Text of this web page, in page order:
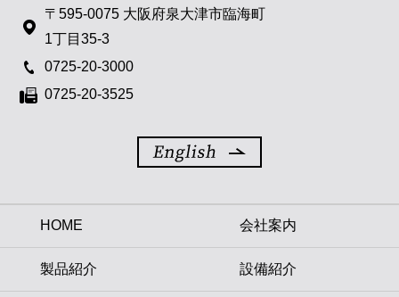
〒595-0075 大阪府泉大津市臨海町
1丁目35-3
0725-20-3000
0725-20-3525
HOME 会社案内
製品紹介 設備紹介